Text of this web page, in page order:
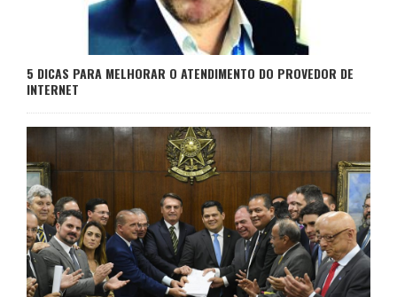
5 DICAS PARA MELHORAR O ATENDIMENTO DO PROVEDOR DE
INTERNET